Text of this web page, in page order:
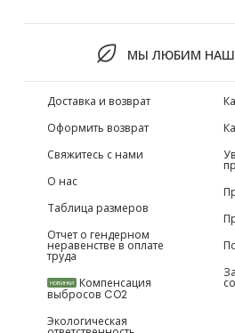
МЫ ЛЮБИМ
Доставка и возврат
Оформить возврат
Свяжитесь с нами
О нас
Таблица размеров
Отчет о гендерном
неравенстве в оплате
труда
НОВИНКИ Компенсация
выбросов CO2
Экологическая